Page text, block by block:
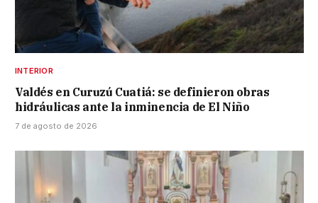
INTERIOR
Valdés en Curuzú Cuatiá: se definieron obras
hidráulicas ante la inminencia de El Niño
7 de agosto de 2026